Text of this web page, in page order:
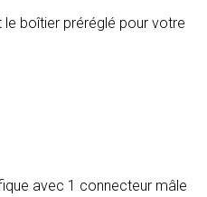
boîtier préréglé pour votre
avec 1 connecteur mâle